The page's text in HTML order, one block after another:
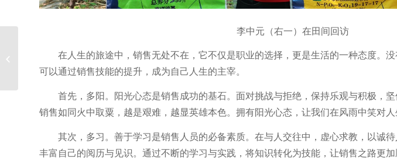
李中元（右一）在田间回访
在人生的旅途中，销售无处不在，它不仅是职业的选择，更是生活的一种态度。
可以通过销售技能的提升，成为自己人生的主宰。
首先，多阳。阳光心态是销售成功的基石。面对挑战与拒绝，保持乐观与积极，坚
销售如同火中取粟，越是艰难，越显英雄本色。拥有阳光心态，让我们在风雨中笑对人
其次，多习。善于学习是销售人员的必备素质。在与人交往中，虚心求教，以诚
丰富自己的阅历与见识。通过不断的学习与实践，将知识转化为技能，让销售之路更加
榜样的力量